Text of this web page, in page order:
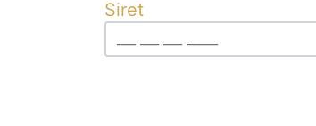
Siret